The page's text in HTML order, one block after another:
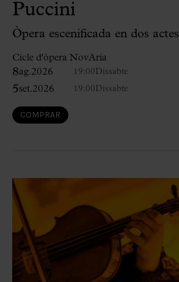
Puccini
Òpera escenificada en dos actes
Cicle d'òpera NovAria
8ag.2026 19:00Dissabte
5set.2026 19:00Dissabte
COMPRAR